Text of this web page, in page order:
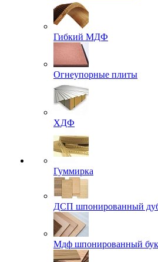
Гибкий МДФ
Огнеупорные плиты
ХДФ
Гуммирка
ДСП шпонированный
Мдф шпонированный бук